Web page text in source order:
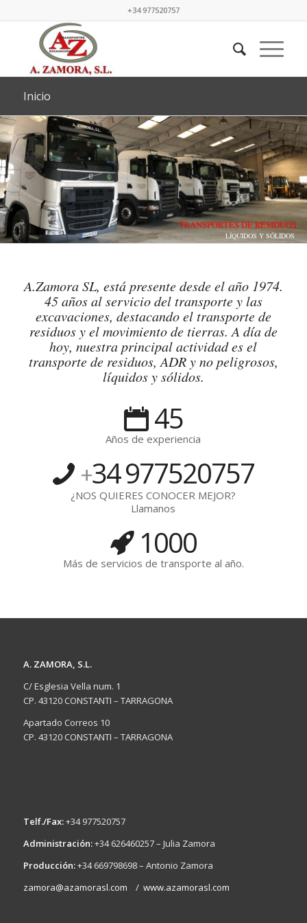
+34 977520757
Inicio
TRANSPORTES DE RESIDUOS
LÍQUIDOS Y SÓLIDOS
A.Zamora SL, está presente desde el año 1974.
45 años al servicio del transporte y las
excavaciones, destacando el transporte de
residuos y el movimiento de tierras. A día de
hoy, nuestra principal actividad es el
transporte de residuos, ADR y no peligrosos,
líquidos y sólidos.
45
Años de experiencia
+34977520757
¿NOS QUIERES CONOCER MEJOR?
Llamanos
1000
Más de servicios de transporte al año.
A. ZAMORA, S.L.
C/ Esglesia Vella num. 1
CP. 43120 CONSTANTI – TARRAGONA
Apartado Correos 10
CP. 43120 CONSTANTI – TARRAGONA
Telf./Fax:+34 977520757
Administración:+34 626460257 – Julia Zamora
Producción:+34 669798698 – Antonio Zamora
zamora@azamorasl.com / www.azamorasl.com